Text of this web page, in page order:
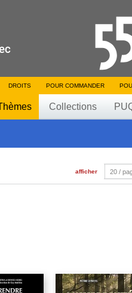
DROITS POUR COMMANDER
Collections
afficher 20 /